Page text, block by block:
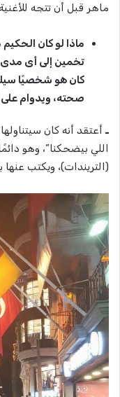
ماهر قبل أن تتجه
ماذا لو كان
تخمين إلى أى مدى
كان هو شخصيًا
صحته، ويدوام على
ـ أعتقد أنه كان
اللي بيضحكنا”، وهو
(التريندات)، ويكتب